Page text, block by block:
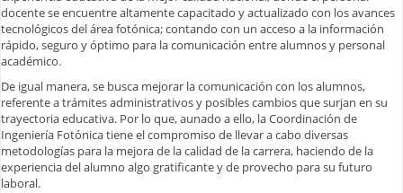
docente se encuentre altamente capacitado y actualizado con los avances
tecnológicos del área fotónica; contando con un acceso a la información
rápido, seguro y óptimo para la comunicación entre alumnos y personal
académico.
De igual manera, se busca mejorar la comunicación con los alumnos,
referente a trámites administrativos y posibles cambios que surjan en su
trayectoria educativa. Por lo que, aunado a ello, la Coordinación de
Ingeniería Fotónica tiene el compromiso de llevar a cabo diversas
metodologías para la mejora de la calidad de la carrera, haciendo de la
experiencia del alumno algo gratificante y de provecho para su futuro
laboral.